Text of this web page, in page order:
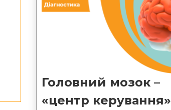
Головний мозок –
«центр керування»